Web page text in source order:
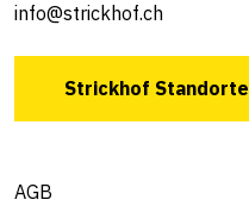
info@strickhof.ch
Strickhof Standorte
AGB